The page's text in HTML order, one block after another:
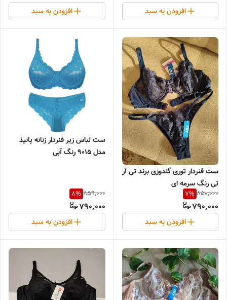
افزودن به سبد افزودن به سبد
ست فنردار توری گلدوزی برند تی آر
تی رنگ سرمه ای
850,000
7%
790,000
افزودن به سبد
ست لباس زیر فنردار زنانه پانیذ
مدل 9015 رنگ آبی
859,000
8%
790,000
افزودن به سبد